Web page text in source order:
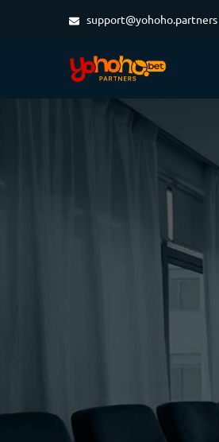
support@yohoho.partners